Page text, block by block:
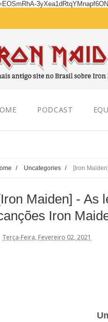
PODCAST
/ Uncategories / [Iron
Maiden] - As
Iron
Terça-Feira, Fevereiro 02, 2021